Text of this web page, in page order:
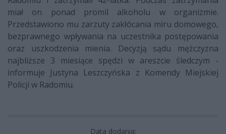
miał on ponad promil alkoholu w organizmie.
Przedstawiono mu zarzuty zakłócania miru domowego,
bezprawnego wpływania na uczestnika postępowania
oraz uszkodzenia mienia. Decyzją sądu mężczyzna
najbliższe 3 miesiące spędzi w areszcie śledczym -
informuje Justyna Leszczyńska z Komendy Miejskiej
Policji w Radomiu.
Data dodania: